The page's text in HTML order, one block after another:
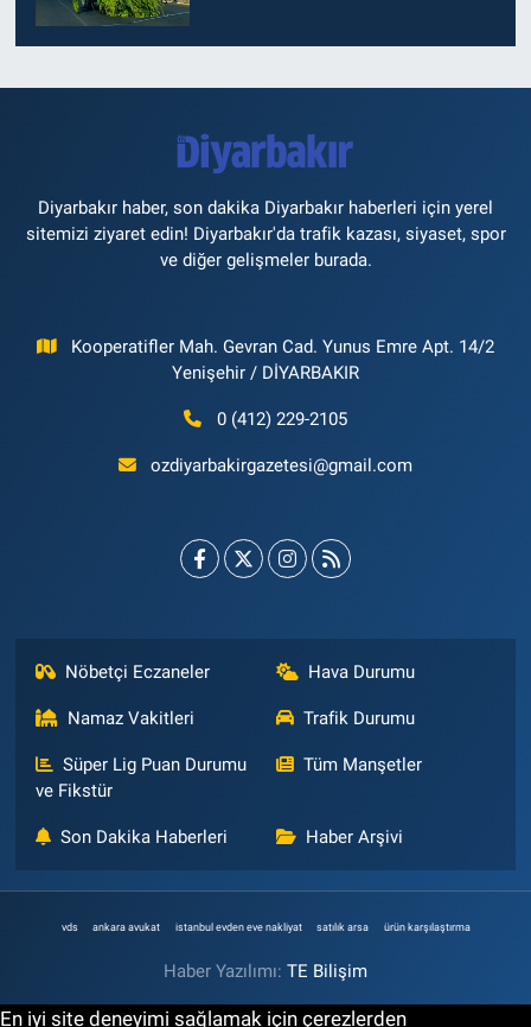
Diyarbakır haber, son dakika Diyarbakır haberleri için yerel
sitemizi ziyaret edin! Diyarbakır'da trafik kazası, siyaset, spor
ve diğer gelişmeler burada.
Kooperatifler Mah. Gevran Cad. Yunus Emre Apt. 14/2
Yenişehir / DİYARBAKIR
0 (412) 229-2105
ozdiyarbakirgazetesi@gmail.com
Nöbetçi Eczaneler Hava Durumu
Namaz Vakitleri Trafik Durumu
Süper Lig Puan Durumu
ve Fikstür
Tüm Manşetler
Son Dakika Haberleri Haber Arşivi
vds ankara avukat istanbul evden eve nakliyat satılık arsa ürün karşılaştırma
Haber Yazılımı: TE Bilişim
En iyi site deneyimi sağlamak için çerezlerden